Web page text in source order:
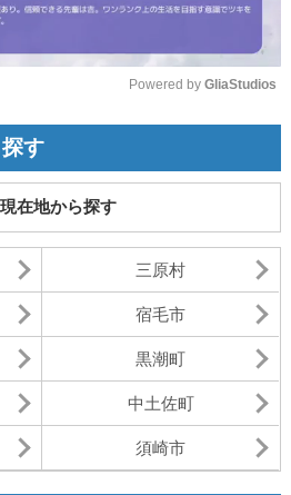
Mute
Powered by GliaStudios
す
現在地から探す
三原村
宿毛市
黒潮町
中土佐町
須崎市